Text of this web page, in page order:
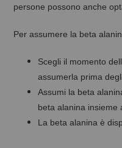
persone possono anche
Per assumere la beta
Scegli il momento
assumerla prima
Assumi la beta
beta alanina insieme
La beta alanina è